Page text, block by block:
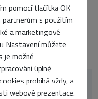
pomocí tlačítka OK
partnerům s použitím
a marketingové
Nastavení můžete
je možné
úplně
probíhá vždy, a
webové prezentace.
uvolněna